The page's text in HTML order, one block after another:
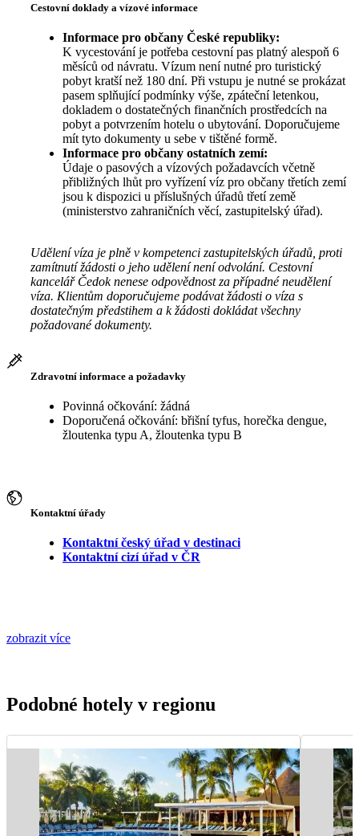
Cestovní doklady a vízové informace
Informace pro občany České republiky:
K vycestování je potřeba cestovní pas platný alespoň 6
měsíců od návratu. Vízum není nutné pro turistický
pobyt kratší než 180 dní. Při vstupu je nutné se prokázat
pasem splňující podmínky výše, zpáteční letenkou,
dokladem o dostatečných finančních prostředcích na
pobyt a potvrzením hotelu o ubytování. Doporučujeme
mít tyto dokumenty u sebe v tištěné formě.
Informace pro občany ostatních zemí:
Údaje o pasových a vízových požadavcích včetně
přibližných lhůt pro vyřízení víz pro občany třetích zemí
jsou k dispozici u příslušných úřadů třetí země
(ministerstvo zahraničních věcí, zastupitelský úřad).
Udělení víza je plně v kompetenci zastupitelských úřadů, proti
zamítnutí žádosti o jeho udělení není odvolání. Cestovní
kancelář Čedok nenese odpovědnost za případné neudělení
víza. Klientům doporučujeme podávat žádosti o víza s
dostatečným předstihem a k žádosti dokládat všechny
požadované dokumenty.
Zdravotní informace a požadavky
Povinná očkování: žádná
Doporučená očkování: břišní tyfus, horečka dengue,
žloutenka typu A, žloutenka typu B
Kontaktní úřady
Kontaktní český úřad v destinaci
Kontaktní cizí úřad v ČR
zobrazit více
Podobné hotely v regionu